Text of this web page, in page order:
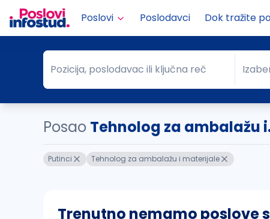
Poslovi Poslodavci Dok tražite
Pozicija, poslodavac ili ključna reč
Pozicija, poslodavac ili ključna reč Grad
Posao Tehnolog za ambalažu
Putinci Tehnolog za ambalažu i materijale
Trenutno nemamo poslove